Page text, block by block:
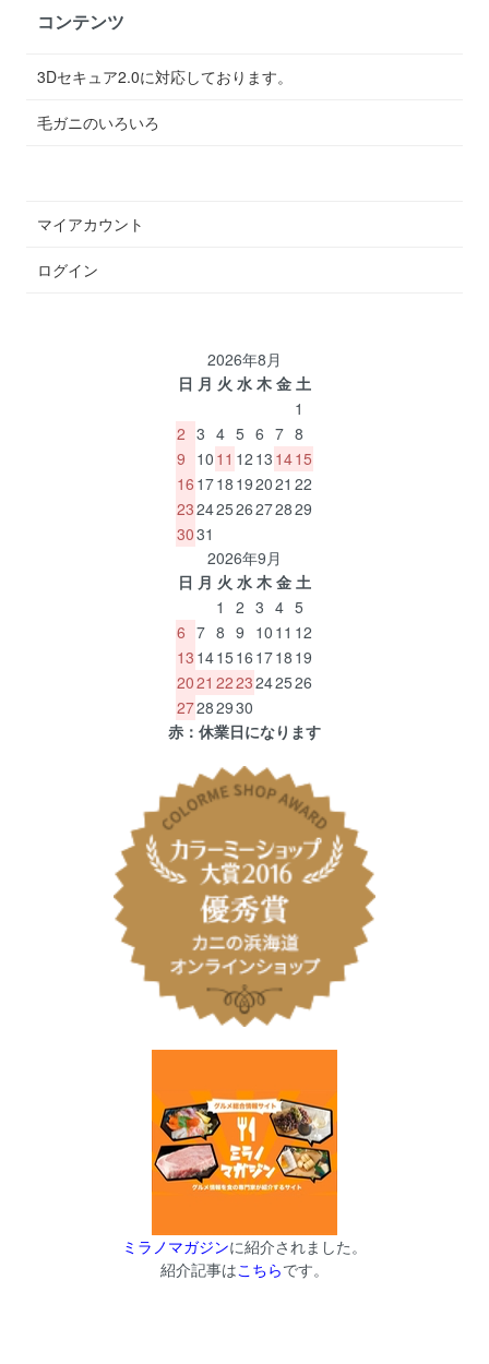
コンテンツ
3Dセキュア2.0に対応しております。
毛ガニのいろいろ
マイアカウント
ログイン
2026年8月
日 月 火 水 木 金 土
1
2 3 4 5 6 7 8
9 10 11 12 13 1415
16 1718 192021 22
23242526272829
3031
2026年9月
日 月 火 水 木 金 土
1
2 3 4 5
6 7 8 9 10 11 12
13 1415 16 1718 19
2021 2223242526
27282930
赤：休業日になります
ミラノマガジンに紹介されました。
紹介記事はこちらです。